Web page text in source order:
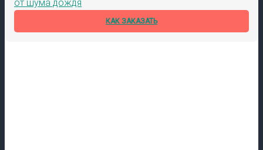
от шума дождя
КАК ЗАКАЗАТЬ